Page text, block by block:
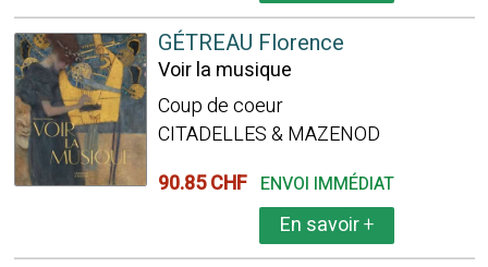
GÉTREAU Florence
Voir la musique
Coup de coeur
CITADELLES & MAZENOD
90.85 CHF ENVOI IMMÉDIAT
En savoir+